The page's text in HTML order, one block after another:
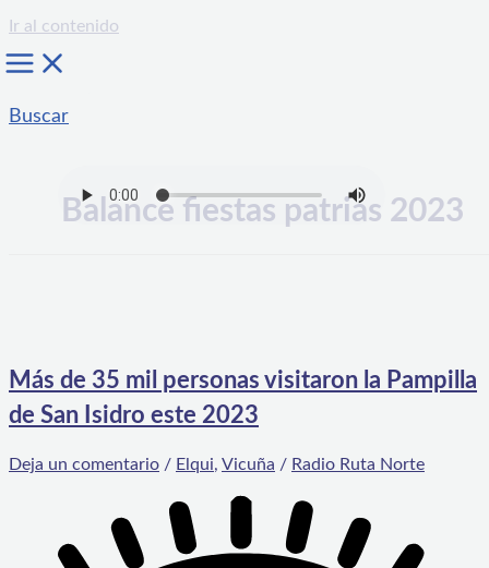
Ir al contenido
Buscar
Balance fiestas patrias 2023
Más de 35 mil personas visitaron la Pampilla
de San Isidro este 2023
Deja un comentario / Elqui, Vicuña / Radio Ruta Norte